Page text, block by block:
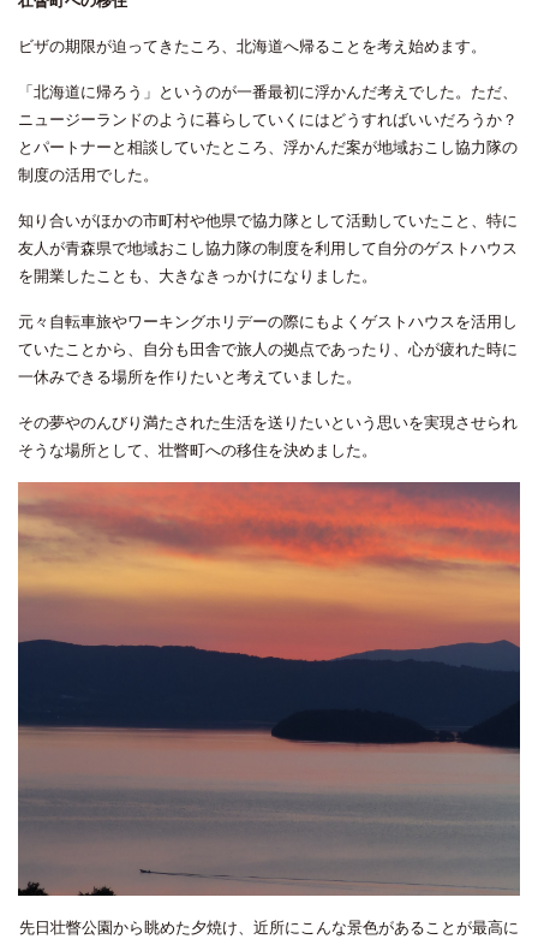
ビザの期限が迫ってきたころ、北海道へ帰ることを考え始めます。
「北海道に帰ろう」というのが一番最初に浮かんだ考えでした。ただ、
ニュージーランドのように暮らしていくにはどうすればいいだろうか？
とパートナーと相談していたところ、浮かんだ案が地域おこし協力隊の
制度の活用でした。
知り合いがほかの市町村や他県で協力隊として活動していたこと、特に
友人が青森県で地域おこし協力隊の制度を利用して自分のゲストハウス
を開業したことも、大きなきっかけになりました。
元々自転車旅やワーキングホリデーの際にもよくゲストハウスを活用し
ていたことから、自分も田舎で旅人の拠点であったり、心が疲れた時に
一休みできる場所を作りたいと考えていました。
その夢やのんびり満たされた生活を送りたいという思いを実現させられ
そうな場所として、壮瞥町への移住を決めました。
先日壮瞥公園から眺めた夕焼け、近所にこんな景色があることが最高に